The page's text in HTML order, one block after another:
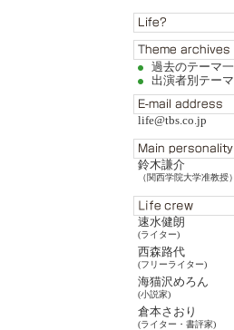
過去のテーマ
出演者別テー
life@tbs.co.jp
鈴木謙介
（関西学院大学准教授）
速水健朗
(ライター)
西森路代
(フリーライター)
海猫沢めろん
(小説家)
倉本さおり
(ライター・書評家)